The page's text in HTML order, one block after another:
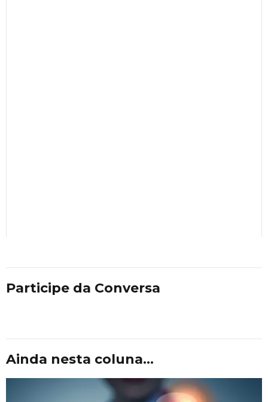
Participe da Conversa
Ainda nesta coluna...